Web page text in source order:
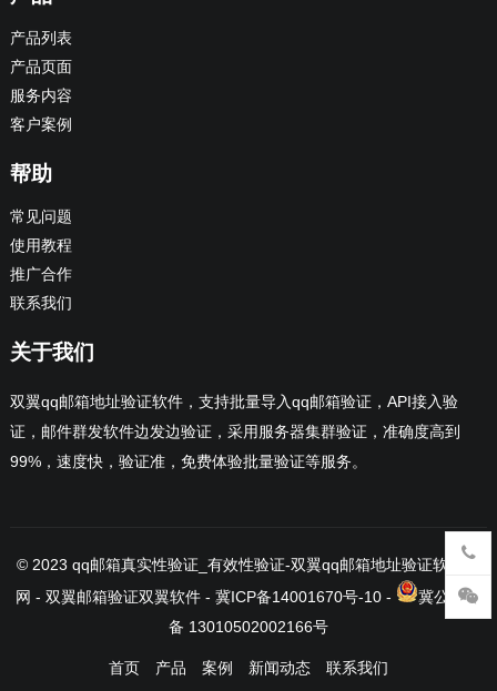
产品列表
产品页面
服务内容
客户案例
帮助
常见问题
使用教程
推广合作
联系我们
关于我们
双翼qq邮箱地址验证软件，支持批量导入qq邮箱验证，API接入验
证，邮件群发软件边发边验证，采用服务器集群验证，准确度高到
99%，速度快，验证准，免费体验批量验证等服务。
© 2023qq邮箱真实性验证_有效性验证-双翼qq邮箱地址验证软件官
网 - 双翼邮箱验证双翼软件 -冀ICP备14001670号-10 -
冀公网安
备 13010502002166号
首页 产品 案例 新闻动态 联系我们